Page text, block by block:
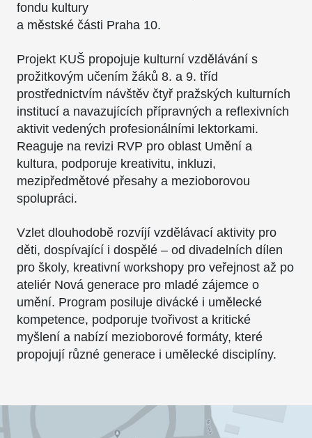
fondu kultury
a městské části Praha 10.
Projekt KUŠ propojuje kulturní vzdělávání s
prožitkovým učením žáků 8. a 9. tříd
prostřednictvím návštěv čtyř pražských kulturních
institucí a navazujících přípravných a reflexivních
aktivit vedených profesionálními lektorkami.
Reaguje na revizi RVP pro oblast Umění a
kultura, podporuje kreativitu, inkluzi,
mezipředmětové přesahy a mezioborovou
spolupráci.
Vzlet dlouhodobě rozvíjí vzdělávací aktivity pro
děti, dospívající i dospělé – od divadelních dílen
pro školy, kreativní workshopy pro veřejnost až po
ateliér Nová generace pro mladé zájemce o
umění. Program posiluje divácké i umělecké
kompetence, podporuje tvořivost a kritické
myšlení a nabízí mezioborové formáty, které
propojují různé generace i umělecké disciplíny.